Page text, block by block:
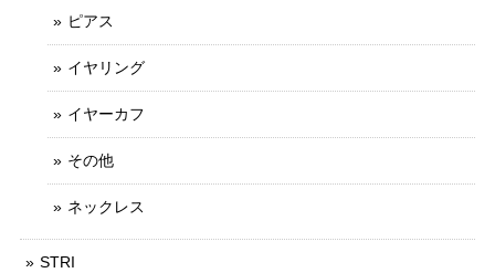
ピアス
イヤリング
イヤーカフ
その他
ネックレス
STRI